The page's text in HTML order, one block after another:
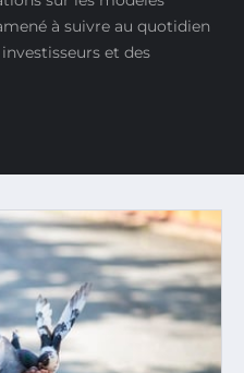
à suivre au quotidien
et des